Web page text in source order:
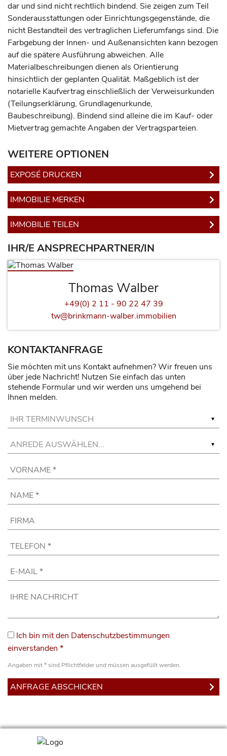
dar und sind nicht rechtlich bindend. Sie zeigen zum Teil
Sonderausstattungen oder Einrichtungsgegenstände, die
nicht Bestandteil des vertraglichen Lieferumfangs sind. Die
Farbgebung der Innen- und Außenansichten kann bezogen
auf die spätere Ausführung abweichen. Alle
Materialbeschreibungen dienen als Orientierung
hinsichtlich der geplanten Qualität. Maßgeblich ist der
notarielle Kaufvertrag einschließlich der Verweisurkunden
(Teilungserklärung, Grundlagenurkunde,
Baubeschreibung). Bindend sind alleine die im Kauf- oder
Mietvertrag gemachte Angaben der Vertragsparteien.
WEITERE OPTIONEN
EXPOSÉ DRUCKEN
IMMOBILIE MERKEN
IMMOBILIE TEILEN
IHR/E ANSPRECHPARTNER/IN
Thomas Walber
+49(0) 2 11 - 90 22 47 39
tw@brinkmann-walber.immobilien
KONTAKTANFRAGE
Sie möchten mit uns Kontakt aufnehmen? Wir freuen uns
über jede Nachricht! Nutzen Sie einfach das unten
stehende Formular und wir werden uns umgehend bei
Ihnen melden.
Ich bin mit den Datenschutzbestimmungen
einverstanden *
Angaben mit * sind Pflichtfelder und müssen ausgefüllt werden.